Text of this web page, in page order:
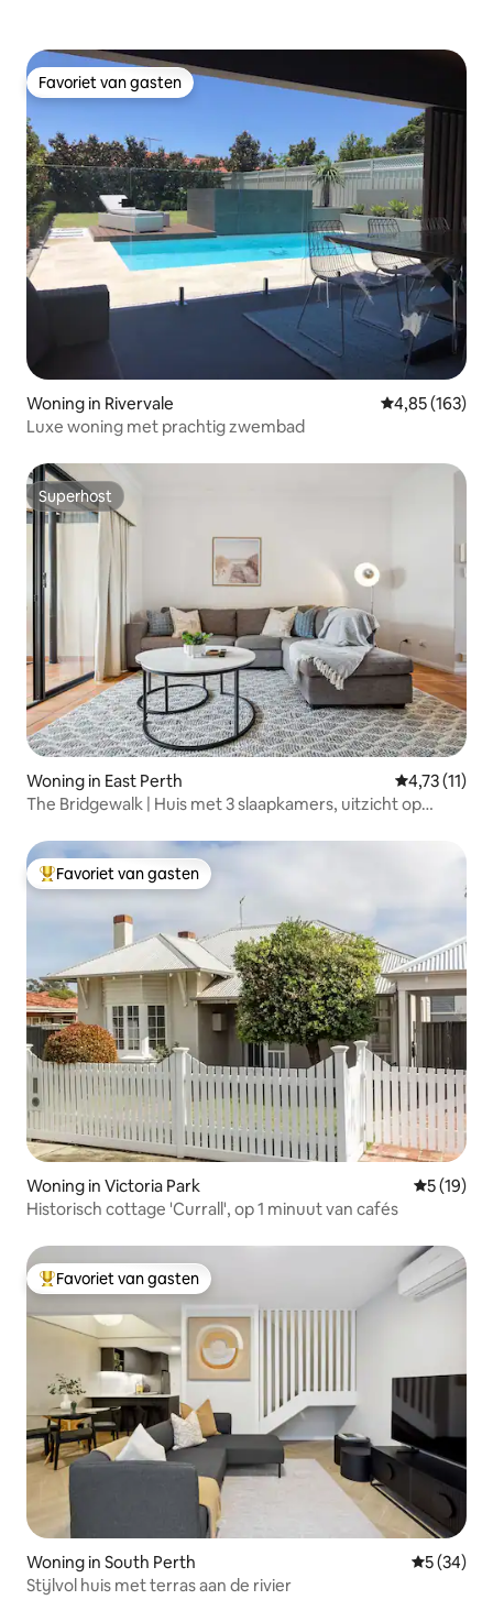
Favoriet van gasten
Favoriet van gasten
Woning in Rivervale Gemiddelde
4,85 (163)
Luxe woning met prachtig zwembad
Superhost
Superhost
Woning in East Perth Gemiddelde
4,73 (11)
The Bridgewalk | Huis met 3 slaapkamers, uitzicht op
Topfavoriet van gasten
Favoriet van gasten
Woning in Victoria Park
5 (19)
Historisch cottage 'Currall', op 1 minuut van cafés
Topfavoriet van gasten
Favoriet van gasten
Woning in South Perth
5 (34)
Stijlvol huis met terras aan de rivier